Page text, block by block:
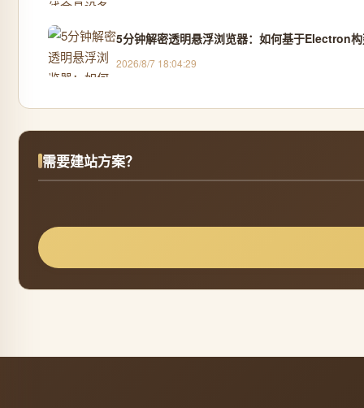
5分钟解密透明悬浮浏览器：如何基于Electron
2026/8/7 18:04:29
需要建站方案？